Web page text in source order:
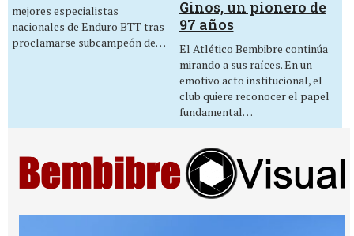
mejores especialistas
nacionales de Enduro BTT tras
proclamarse subcampeón de…
Ginos, un pionero de
97 años
El Atlético Bembibre continúa
mirando a sus raíces. En un
emotivo acto institucional, el
club quiere reconocer el papel
fundamental…